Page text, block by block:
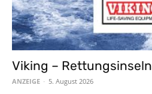
Viking – Rettungsinseln
ANZEIGE - 5. August 2026